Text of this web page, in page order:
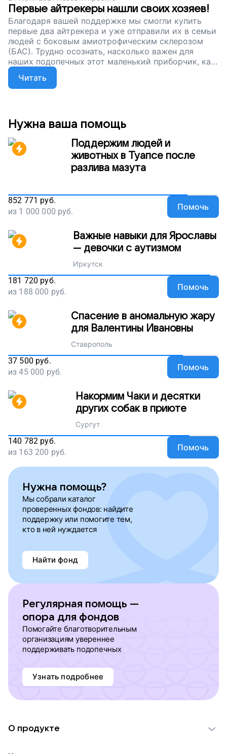
Первые айтрекеры нашли своих хозяев!
Благодаря вашей поддержке мы смогли купить
первые два айтрекера и уже отправили их в семьи
людей с боковым амиотрофическим склерозом
(БАС). Трудно осознать, насколько важен для
наших подопечных этот маленький приборчик, как
он изменит их жизнь!
Читать
Нужна ваша помощь
Поддержим людей и
животных в Туапсе после
разлива мазута
852 771 руб.
из 1 000 000 руб. Помочь
Важные навыки для Ярославы
— девочки с аутизмом
Иркутск
181 720 руб.
из 188 000 руб. Помочь
Спасение в аномальную жару
для Валентины Ивановны
Ставрополь
37 500 руб.
из45 000 руб. Помочь
Накормим Чаки и десятки
других собак в приюте
Сургут
140 782 руб.
из 163 200 руб. Помочь
Нужна помощь?
Мы собрали каталог
проверенных фондов: найдите
поддержку или помогите тем,
кто в ней нуждается
Найти фонд
Регулярная помощь —
опора для фондов
Помогайте благотворительным
организациям увереннее
поддерживать подопечных
Узнать подробнее
О продукте